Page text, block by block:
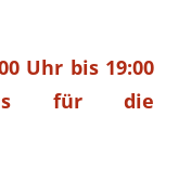
Uhr bis 19:00
für die